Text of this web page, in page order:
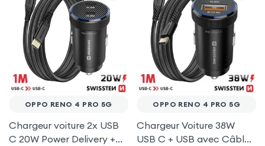
OPPO RENO 4 PRO 5G
Chargeur voiture 2x USB
C 20W Power Delivery +
OPPO RENO 4 PRO 5G
Chargeur Voiture 38W
USB C + USB avec Câble